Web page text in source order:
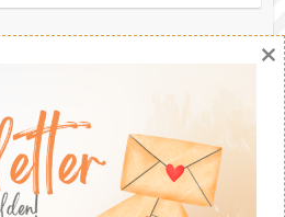
Eine Bitte
×